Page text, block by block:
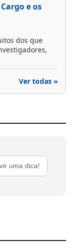
e os
dos que
Ver todas »
uma dica!